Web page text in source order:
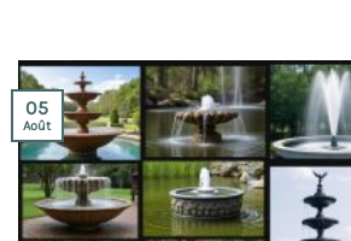
05
Août